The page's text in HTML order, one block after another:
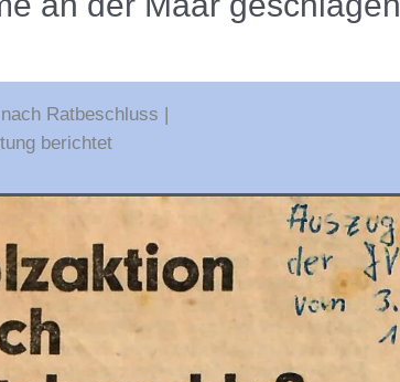
Ratbeschluss |
berichtet